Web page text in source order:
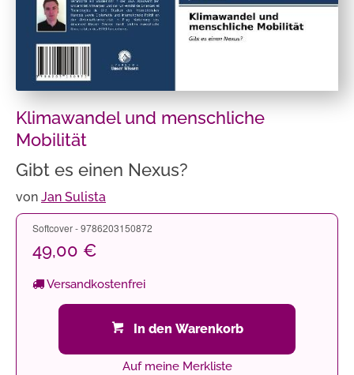
Klimawandel und menschliche
Mobilität
Gibt es einen Nexus?
von Jan Sulista
Softcover - 9786203150872
49,00 €
Versandkostenfrei
In den Warenkorb
Auf meine Merkliste